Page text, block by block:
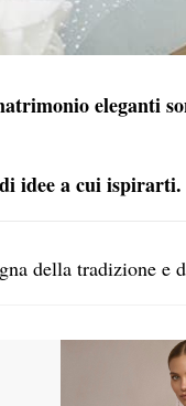
eleganti
idee a cui ispirarti.
della tradizione e